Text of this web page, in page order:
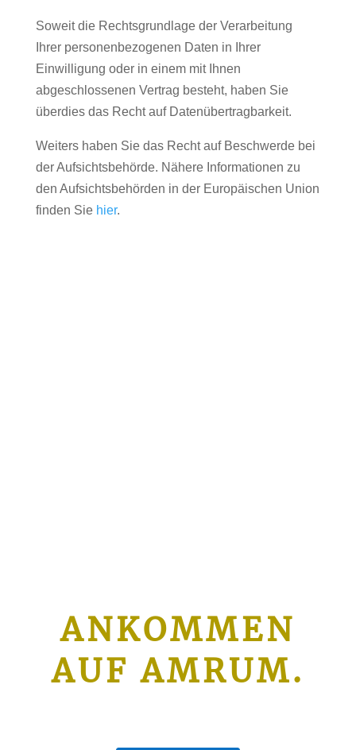
Soweit die Rechtsgrundlage der Verarbeitung
Ihrer personenbezogenen Daten in Ihrer
Einwilligung oder in einem mit Ihnen
abgeschlossenen Vertrag besteht, haben Sie
überdies das Recht auf Datenübertragbarkeit.
Weiters haben Sie das Recht auf Beschwerde bei
der Aufsichtsbehörde. Nähere Informationen zu
den Aufsichtsbehörden in der Europäischen Union
finden Sie hier.
ANKOMMEN
AUF AMRUM.